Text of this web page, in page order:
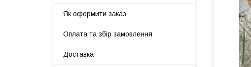
Як оформити заказ
Оплата та збір замовлення
Доставка